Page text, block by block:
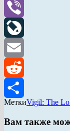
Skype
Viber
LiveJournal
Email
Reddit
Отправить
МеткиVigil: The
Вам также